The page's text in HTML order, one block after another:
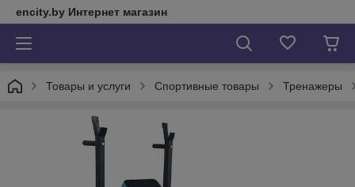
encity.by Интернет магазин
Товары и услуги Спортивные товары Тренажеры